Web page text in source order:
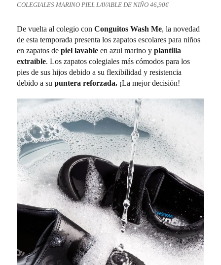
COLEGIALES MARINO PIEL LAVABLE DE NIÑO 46,90€
De vuelta al colegio conConguitos Wash Me, la novedad
de esta temporada presenta los zapatos escolares para niños
en zapatos depiel lavable en azul marino yplantilla
extraíble. Los zapatos colegiales más cómodos para los
pies de sus hijos debido a su flexibilidad y resistencia
debido a su puntera reforzada. ¡La mejor decisión!